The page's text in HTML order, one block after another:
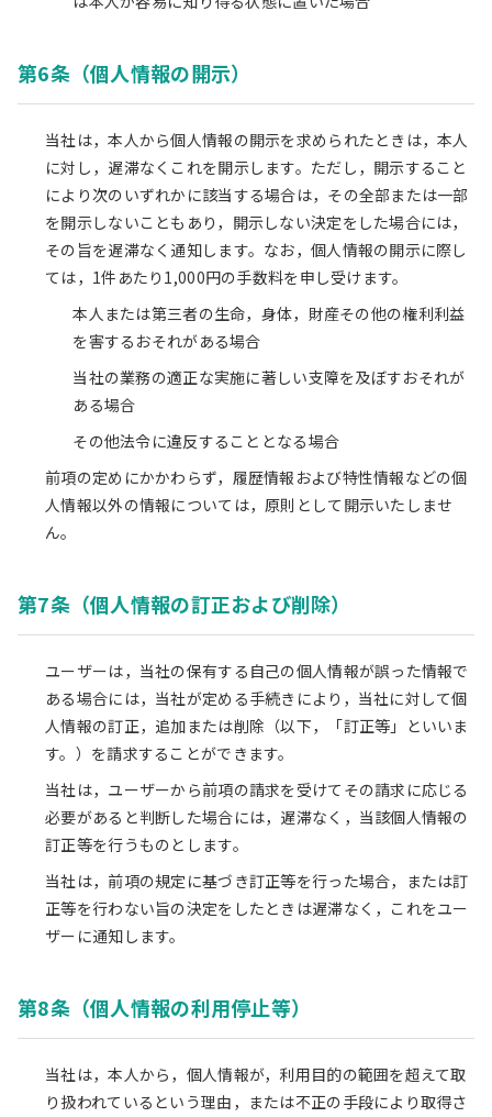
第6条（個人情報の開示）
当社は，本人から個人情報の開示を求められたときは，本人
に対し，遅滞なくこれを開示します。ただし，開示すること
により次のいずれかに該当する場合は，その全部または一部
を開示しないこともあり，開示しない決定をした場合には，
その旨を遅滞なく通知します。なお，個人情報の開示に際し
ては，1件あたり1,000円の手数料を申し受けます。
本人または第三者の生命，身体，財産その他の権利利益
を害するおそれがある場合
当社の業務の適正な実施に著しい支障を及ぼすおそれが
ある場合
その他法令に違反することとなる場合
前項の定めにかかわらず，履歴情報および特性情報などの個
人情報以外の情報については，原則として開示いたしませ
ん。
第7条（個人情報の訂正および削除）
ユーザーは，当社の保有する自己の個人情報が誤った情報で
ある場合には，当社が定める手続きにより，当社に対して個
人情報の訂正，追加または削除（以下，「訂正等」といいま
す。）を請求することができます。
当社は，ユーザーから前項の請求を受けてその請求に応じる
必要があると判断した場合には，遅滞なく，当該個人情報の
訂正等を行うものとします。
当社は，前項の規定に基づき訂正等を行った場合，または訂
正等を行わない旨の決定をしたときは遅滞なく，これをユー
ザーに通知します。
第8条（個人情報の利用停止等）
当社は，本人から，個人情報が，利用目的の範囲を超えて取
り扱われているという理由，または不正の手段により取得さ